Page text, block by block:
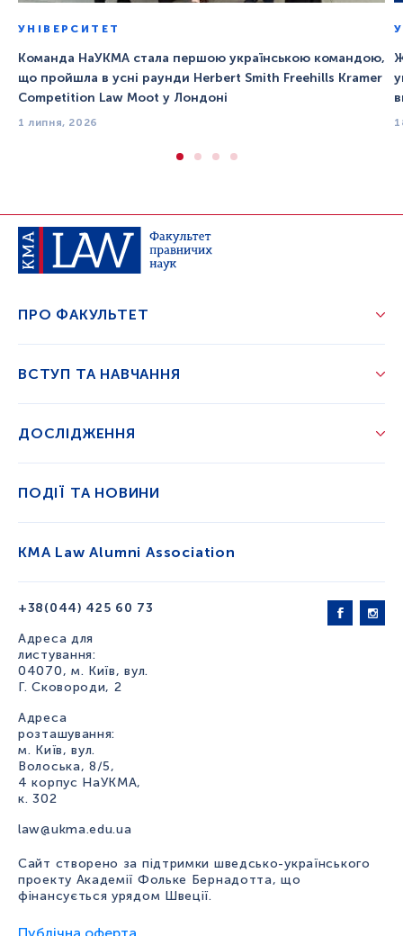
УНІВЕРСИТЕТ
Команда НаУКМА стала першою українською командою,
що пройшла в усні раунди Herbert Smith Freehills Kramer
Competition Law Moot у Лондоні
1 липня, 2026
+38(044) 425 60 73
Адреса для
листування:
04070, м. Київ, вул.
Г. Сковороди, 2
Адреса
розташування:
м. Київ, вул.
Волоська, 8/5,
4 корпус НаУКМА,
к. 302
law@ukma.edu.ua
ПРО ФАКУЛЬТЕТ
ВСТУП ТА НАВЧАННЯ
ДОСЛІДЖЕННЯ
ПОДІЇ ТА НОВИНИ
KMA Law Alumni Association
Сайт створено за підтримки шведсько-українського
проекту Академії Фольке Бернадотта, що
фінансується урядом Швеції.